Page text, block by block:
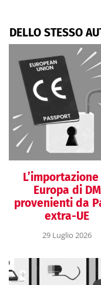
DELLO STESSO
Europa di DM
provenienti da
extra-UE
29 Luglio 2026